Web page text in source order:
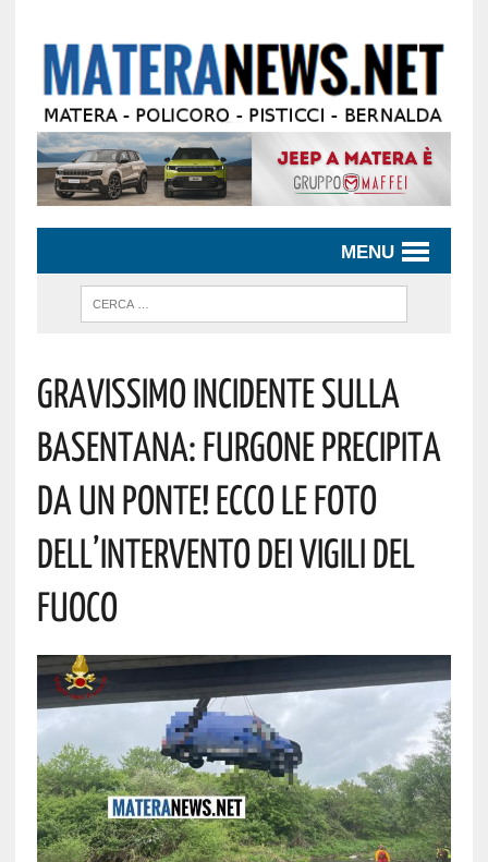
MENU
Gravissimo Incidente Sulla
Basentana: Furgone Precipita
Da Un Ponte! Ecco Le Foto
Dell’intervento Dei Vigili Del
Fuoco